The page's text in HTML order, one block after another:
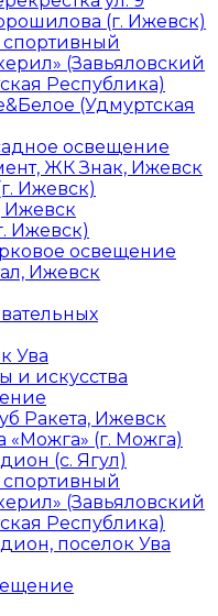
(г. Ижевск)
(Завьяловский
Республика)
(Удмуртская
освещение
ЖК Знак, Ижевск
Ижевск)
Ижевск
Ижевск)
освещение
Ижевск
Ува
и искусства
Ракета, Ижевск
«Можга» (г. Можга)
(с. Ягул)
(Завьяловский
Республика)
поселок Ува